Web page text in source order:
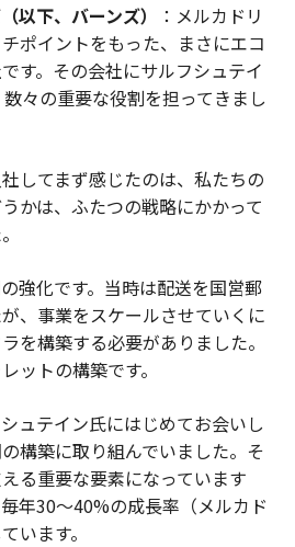
以下、バーンズ）
：メルカドリ
ポイントをもった、まさにエコ
す。その会社にサルフシュテイ
々の重要な役割を担ってきまし
社してまず感じたのは、私たちの
かは、ふたつの戦略にかかって
強化です。当時は配送を国営郵
、事業をスケールさせていくに
を構築する必要がありました。
ットの構築です。
ュテイン氏にはじめてお会いし
構築に取り組んでいました。そ
る重要な要素になっています
年30〜40%の成長率（メルカド
います。